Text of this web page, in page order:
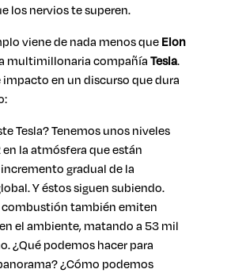
los nervios te superen.
viene de nada menos queElon
multimillonaria compañíaTesla.
impacto en un discurso que dura
Tesla? Tenemos unos niveles
en la atmósfera que están
gradual de la
Y éstos siguen subiendo.
combustión también emiten
el ambiente, matando a 53 mil
¿Qué podemos hacer para
¿Cómo podemos